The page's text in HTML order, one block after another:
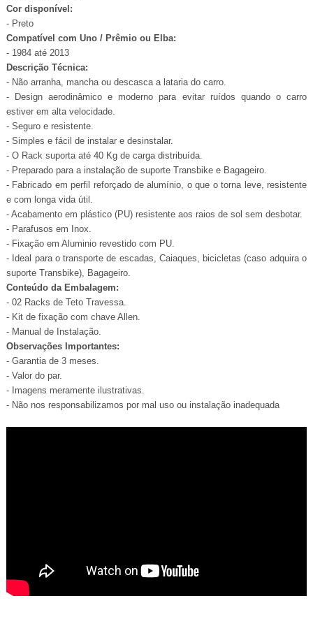
Cor disponível:
- Preto
Compatível com Uno / Prêmio ou Elba:
- 1984 até 2013
Descrição Técnica:
- Não arranha, mancha ou descasca a lataria do carro.
- Design aerodinâmico e moderno para evitar ruídos quando o carro
estiver em alta velocidade.
- Seguro e resistente.
- Simples e fácil de instalar e desinstalar.
- O Rack suporta até 40 Kg de carga distribuída.
- Preparado para a instalação de suporte Transbike e Bagageiro.
- Fabricado em perfil reforçado de alumínio, o que o torna leve, resistente
e com longa vida útil.
- Acabamento em plástico (PU) resistente aos raios de sol sem desbotar.
- Parafusos em Inox.
- Fixação em Aluminio revestido com PU.
- Ideal para o transporte de escadas, Caiaques, bicicletas (caso adquira o
suporte Transbike), Bagageiro.
Conteúdo da Embalagem:
- 02 Racks de Teto Travessa.
- Kit de fixação com chave Allen.
- Manual de Instalação.
Observações Importantes:
- Garantia de 3 meses.
- Valor do par.
- Imagens meramente ilustrativas.
- Não nos responsabilizamos por mal uso ou instalação inadequada